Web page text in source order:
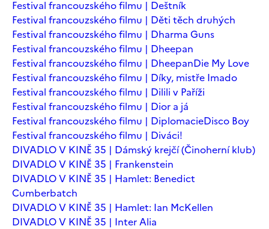
Festival francouzského filmu | Deštník
Festival francouzského filmu | Děti těch druhých
Festival francouzského filmu | Dharma Guns
Festival francouzského filmu | Dheepan
Festival francouzského filmu | DheepanDie My Love
Festival francouzského filmu | Díky, mistře Imado
Festival francouzského filmu | Dilili v Paříži
Festival francouzského filmu | Dior a já
Festival francouzského filmu | DiplomacieDisco Boy
Festival francouzského filmu | Diváci!
DIVADLO V KINĚ 35 | Dámský krejčí (Činoherní klub)
DIVADLO V KINĚ 35 | Frankenstein
DIVADLO V KINĚ 35 | Hamlet: Benedict
Cumberbatch
DIVADLO V KINĚ 35 | Hamlet: Ian McKellen
DIVADLO V KINĚ 35 | Inter Alia